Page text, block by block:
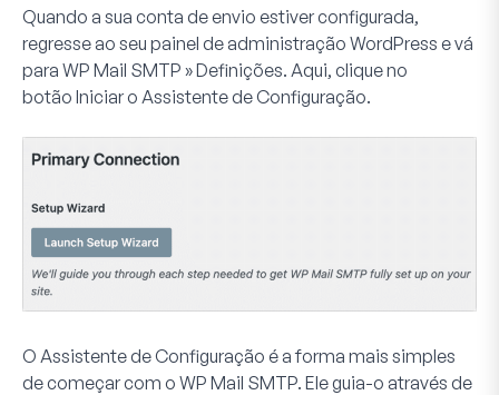
Quando a sua conta de envio estiver configurada,
regresse ao seu painel de administração WordPress e vá
para WP Mail SMTP » Definições. Aqui, clique no
botão Iniciar o Assistente de Configuração.
O Assistente de Configuração é a forma mais simples
de começar com o WP Mail SMTP. Ele guia-o através de